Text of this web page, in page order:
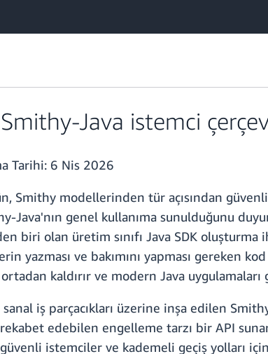
Java istemci
Tarihi: 6 Nis 2026
Smithy modellerinden tür açısından
Java'nın genel kullanıma sunulduğunu
biri olan üretim sınıfı Java SDK
yazması ve bakımını yapması gereken
kaldırır ve modern Java
iş parçacıkları üzerine inşa edilen
rekabet edebilen engelleme tarzı bir API
güvenli istemciler ve kademeli geçiş yolları